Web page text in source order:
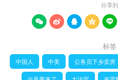
分享到
    
标签
中国人 中美 公务员下乡卖房